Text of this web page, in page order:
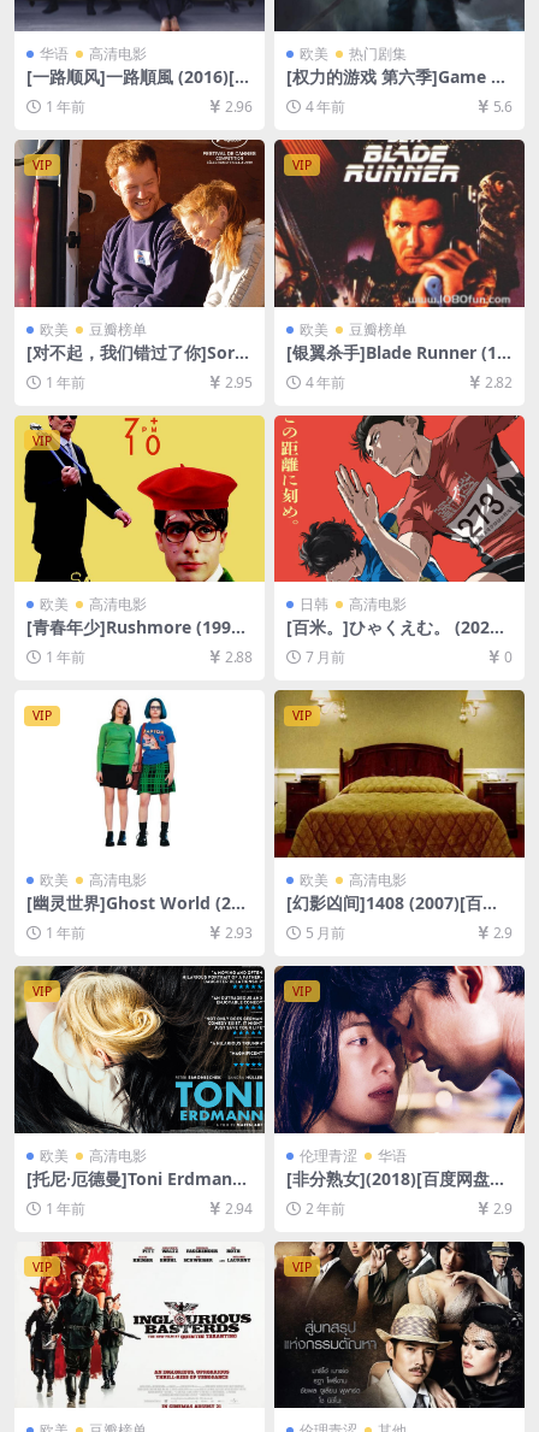
华语 高清电影
[一路顺风]一路順風 (2016)[百
度网盘+夸克网盘1080P超清
未删减资源][网盘在线播放/下
载][MP4/7.3GB][中文字幕]
1 年前 2.96
欧美 热门剧集
[权力的游戏 第六季]Game of
Thrones Season 6 (2016)[百
度网盘+迅雷云盘+阿里云盘资
源1080P超清未删减][MP4/20
GB][中英字幕]
4 年前 5.6
VIP
欧美 豆瓣榜单
[对不起，我们错过了你]Sorry
We Missed You (2019)[百度
网盘+夸克网盘1080P超清未
载][MP4/6.5GB][中英字幕]
1 年前 2.95
VIP
欧美 豆瓣榜单
[银翼杀手]Blade Runner (19
82)[百度网盘+迅雷云盘资源1
080P超清未删减][MP4/7.6G
4 年前 2.82
VIP
欧美 高清电影
[青春年少]Rushmore (1998)
[百度网盘+夸克网盘1080P超
清未删减资源][网盘在线播放/
1 年前 2.88
日韩 高清电影
[百米。]ひゃくえむ。 (2025)
[百度网盘+夸克网盘1080P超
清未删减资源][网盘在线播放/
下载][MP4/6.6GB][中文字幕]
7 月前 0
VIP
欧美 高清电影
[幽灵世界]Ghost World (200
1)[百度网盘+夸克网盘1080P
超清未删减资源][网盘在线播
放/下载][MP4/7.7GB][中文字
幕]
1 年前 2.93
VIP
欧美 高清电影
[幻影凶间]1408 (2007)[百度
网盘+夸克网盘1080P超清未
删减资源][网盘在线播放/下
载][MP4/7GB][中英字幕]
5 月前 2.9
VIP
欧美 高清电影
[托尼·厄德曼]Toni Erdmann
(2016)[百度网盘+夸克网盘10
80P超清未删减资源][网盘在
文字幕]
1 年前 2.94
VIP
伦理青涩 华语
[非分熟女](2018)[百度网盘
+夸克网盘1080P超清未删减
资源][网盘在线播放/下载][MP
2 年前 2.9
VIP VIP